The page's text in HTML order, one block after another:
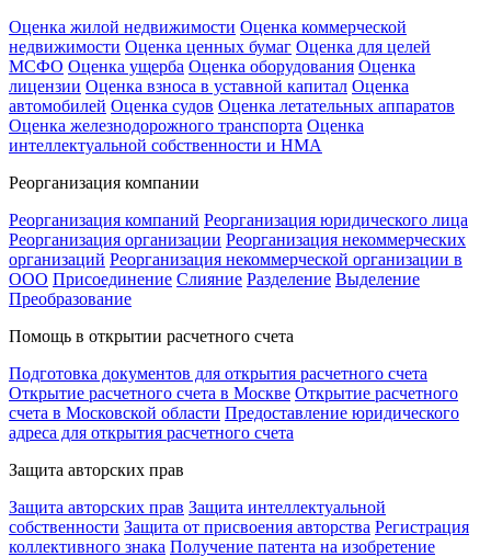
Оценка жилой недвижимости Оценка коммерческой
недвижимости Оценка ценных бумаг Оценка для целей
МСФО Оценка ущерба Оценка оборудования Оценка
лицензии Оценка взноса в уставной капитал Оценка
автомобилей Оценка судов Оценка летательных аппаратов
Оценка железнодорожного транспорта Оценка
интеллектуальной собственности и НМА
Реорганизация компании
Реорганизация компаний Реорганизация юридического лица
Реорганизация организации Реорганизация некоммерческих
организаций Реорганизация некоммерческой организации в
ООО Присоединение Слияние Разделение Выделение
Преобразование
Помощь в открытии расчетного счета
Подготовка документов для открытия расчетного счета
Открытие расчетного счета в Москве Открытие расчетного
счета в Московской области Предоставление юридического
адреса для открытия расчетного счета
Защита авторских прав
Защита авторских прав Защита интеллектуальной
собственности Защита от присвоения авторства Регистрация
коллективного знака Получение патента на изобретение